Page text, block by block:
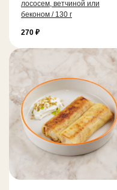
лососем, ветчиной или
беконом / 130 г
270 ₽